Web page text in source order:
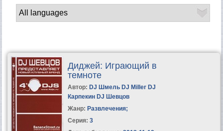
Диджей: Играющий в
темноте
Автор: DJ Шмель DJ Miller DJ
Карпекин DJ Шевцов
Жанр: Развлечения;
Серия: 3